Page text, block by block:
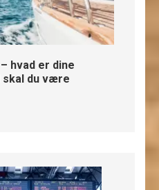
hvad er dine
skal du være